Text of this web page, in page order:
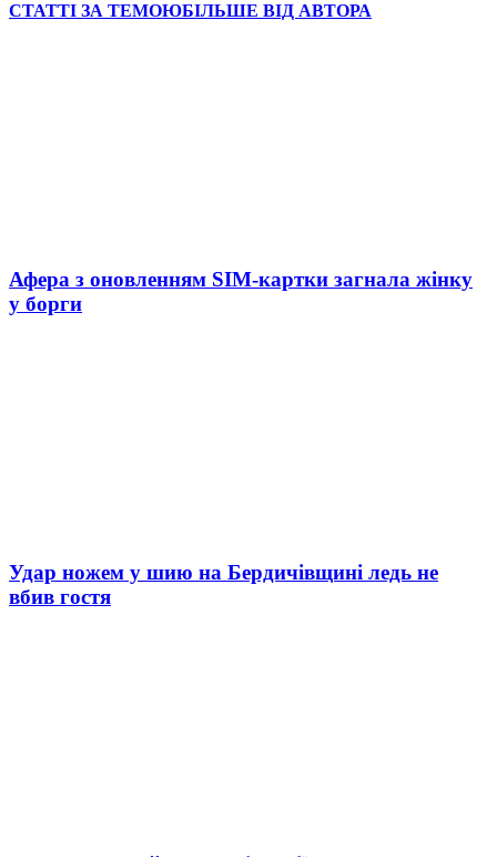
СТАТТІ ЗА ТЕМОЮБІЛЬШЕ ВІД АВТОРА
Афера з оновленням SIM-картки загнала жінку
у борги
Удар ножем у шию на Бердичівщині ледь не
вбив гостя